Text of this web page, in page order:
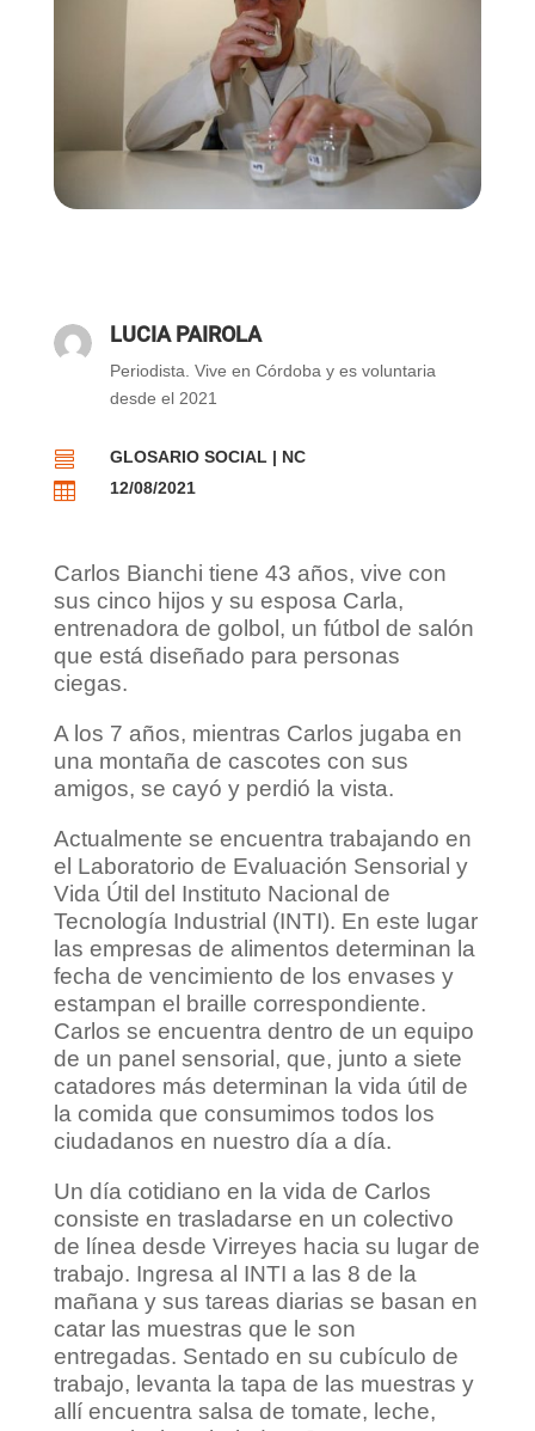
LUCIA PAIROLA
Periodista. Vive en Córdoba y es voluntaria
desde el 2021
 GLOSARIO SOCIAL | NC
 12/08/2021
Carlos Bianchi tiene 43 años, vive con
sus cinco hijos y su esposa Carla,
entrenadora de golbol, un fútbol de salón
que está diseñado para personas
ciegas.
A los 7 años, mientras Carlos jugaba en
una montaña de cascotes con sus
amigos, se cayó y perdió la vista.
Actualmente se encuentra trabajando en
el Laboratorio de Evaluación Sensorial y
Vida Útil del Instituto Nacional de
Tecnología Industrial (INTI). En este lugar
las empresas de alimentos determinan la
fecha de vencimiento de los envases y
estampan el braille correspondiente.
Carlos se encuentra dentro de un equipo
de un panel sensorial, que, junto a siete
catadores más determinan la vida útil de
la comida que consumimos todos los
ciudadanos en nuestro día a día.
Un día cotidiano en la vida de Carlos
consiste en trasladarse en un colectivo
de línea desde Virreyes hacia su lugar de
trabajo. Ingresa al INTI a las 8 de la
mañana y sus tareas diarias se basan en
catar las muestras que le son
entregadas. Sentado en su cubículo de
trabajo, levanta la tapa de las muestras y
allí encuentra salsa de tomate, leche,